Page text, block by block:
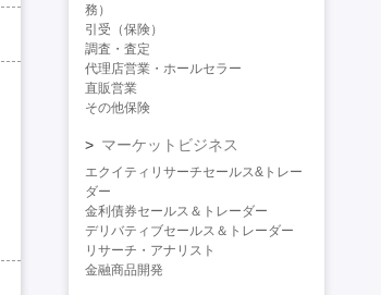
務）
引受（保険）
調査・査定
代理店営業・ホールセラー
直販営業
その他保険
マーケットビジネス
エクイティリサーチセールス&トレー
ダー
金利債券セールス＆トレーダー
デリバティブセールス＆トレーダー
リサーチ・アナリスト
金融商品開発